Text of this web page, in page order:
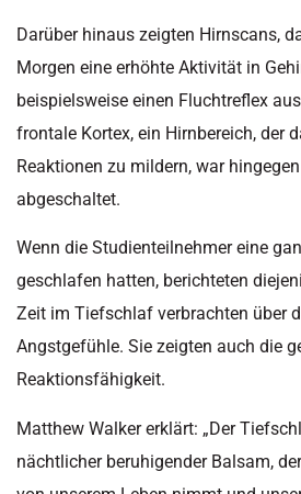
Darüber hinaus zeigten Hirnscans,
Morgen eine erhöhte Aktivität in
beispielsweise einen Fluchtreflex
frontale Kortex, ein Hirnbereich, der
Reaktionen zu mildern, war
abgeschaltet.
Wenn die Studienteilnehmer eine
geschlafen hatten, berichteten
Zeit im Tiefschlaf verbrachten über
Angstgefühle. Sie zeigten auch die
Reaktionsfähigkeit.
Matthew Walker erklärt: „Der
nächtlicher beruhigender Balsam,